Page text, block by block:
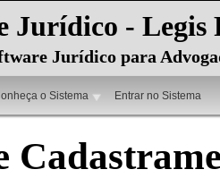
Jurídico - Legis
Jurídico para
o Sistema Entrar no Sistema